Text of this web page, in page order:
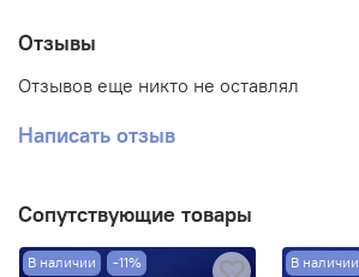
Отзывы
Отзывов еще никто не оставлял
Написать отзыв
Сопутствующие товары
В наличии -11% В наличии